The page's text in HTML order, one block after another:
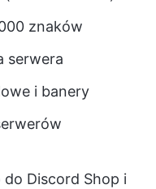
znaków
serwera
i banery
Discord Shop i